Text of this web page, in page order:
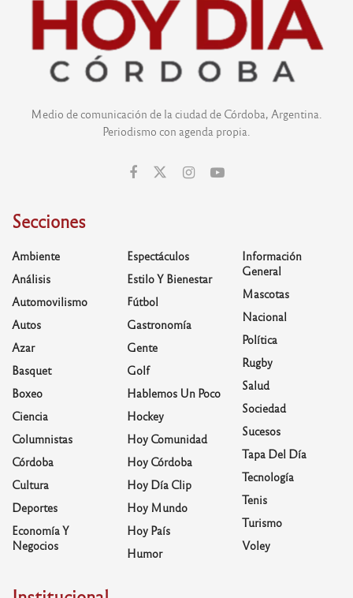
Medio de comunicación de la ciudad de Córdoba, Argentina.
Periodismo con agenda propia.
Secciones
Ambiente
Análisis
Automovilismo
Autos
Azar
Basquet
Boxeo
Ciencia
Columnistas
Córdoba
Cultura
Deportes
Economía Y
Negocios
Espectáculos
Estilo Y Bienestar
Fútbol
Gastronomía
Gente
Golf
Hablemos Un Poco
Hockey
Hoy Comunidad
Hoy Córdoba
Hoy Día Clip
Hoy Mundo
Hoy País
Humor
Información
General
Mascotas
Nacional
Política
Rugby
Salud
Sociedad
Sucesos
Tapa Del Día
Tecnología
Tenis
Turismo
Voley